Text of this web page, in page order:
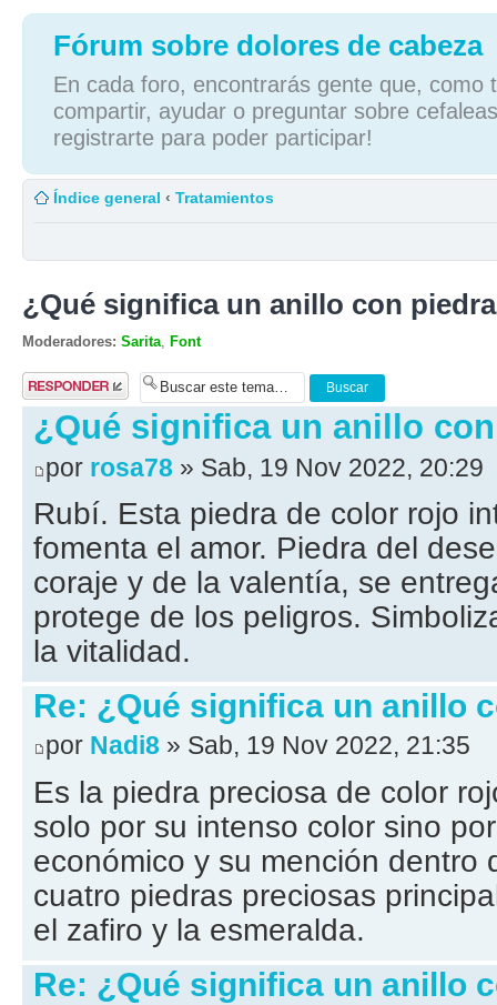
Fórum sobre dolores de cabeza
En cada foro, encontrarás gente que, como
compartir, ayudar o preguntar sobre
registrarte para poder participar!
Índice general ‹ Tratamientos
¿Qué significa un anillo con
Moderadores: Sarita Font
Publicar una
respuesta
¿Qué significa un anillo
por rosa78 » Sab, 19 Nov 2022, 20:29
Rubí. Esta piedra de color rojo
fomenta el amor. Piedra del
coraje y de la valentía, se
protege de los peligros.
la vitalidad.
Re: ¿Qué significa un anillo
por Nadi8 » Sab, 19 Nov 2022, 21:35
Es la piedra preciosa de color
solo por su intenso color sino
económico y su mención dentro
cuatro piedras preciosas
el zafiro y la esmeralda.
Re: ¿Qué significa un anillo